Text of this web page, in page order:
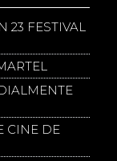
23 FESTIVAL
CINE DE